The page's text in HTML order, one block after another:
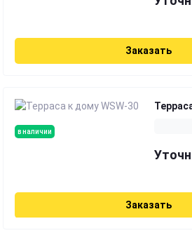
Заказать
в наличии
Заказать